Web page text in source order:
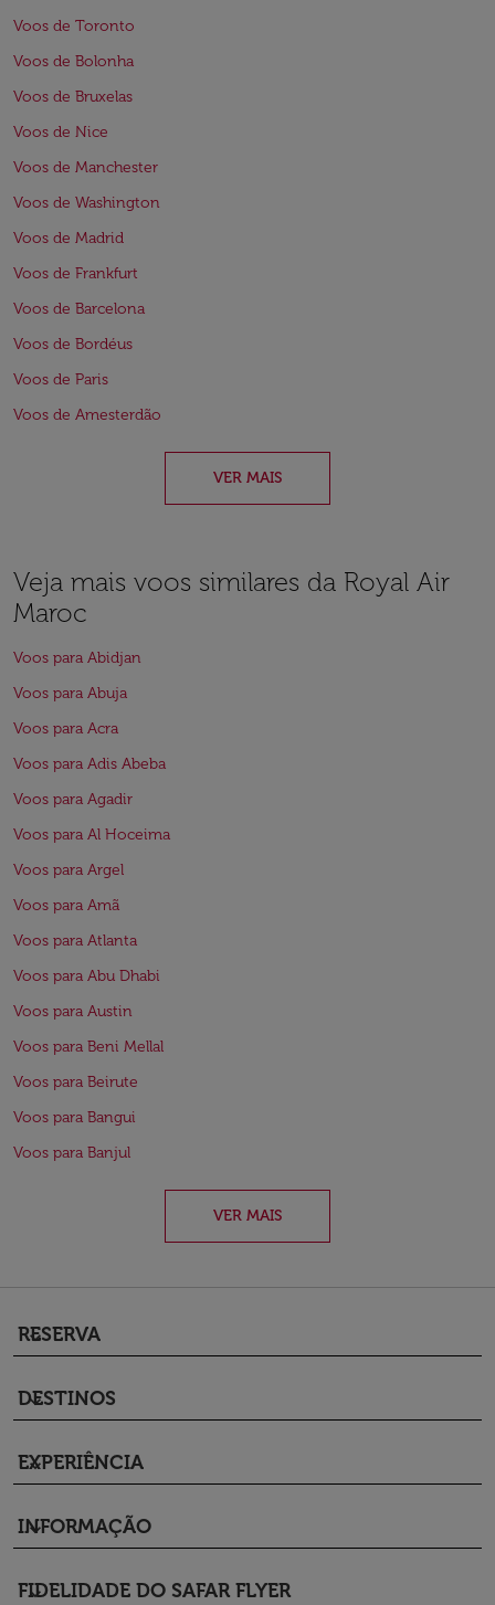
Voos de Toronto
Voos de Bolonha
Voos de Bruxelas
Voos de Nice
Voos de Manchester
Voos de Washington
Voos de Madrid
Voos de Frankfurt
Voos de Barcelona
Voos de Bordéus
Voos de Paris
Voos de Amesterdão
VER MAIS
Veja mais voos similares da Royal Air
Maroc
Voos para Abidjan
Voos para Abuja
Voos para Acra
Voos para Adis Abeba
Voos para Agadir
Voos para Al Hoceima
Voos para Argel
Voos para Amã
Voos para Atlanta
Voos para Abu Dhabi
Voos para Austin
Voos para Beni Mellal
Voos para Beirute
Voos para Bangui
Voos para Banjul
VER MAIS
RESERVA
keyboard_arrow_down
DESTINOS
keyboard_arrow_down
EXPERIÊNCIA
keyboard_arrow_down
INFORMAÇÃO
keyboard_arrow_down
FIDELIDADE DO SAFAR FLYER
keyboard_arrow_down